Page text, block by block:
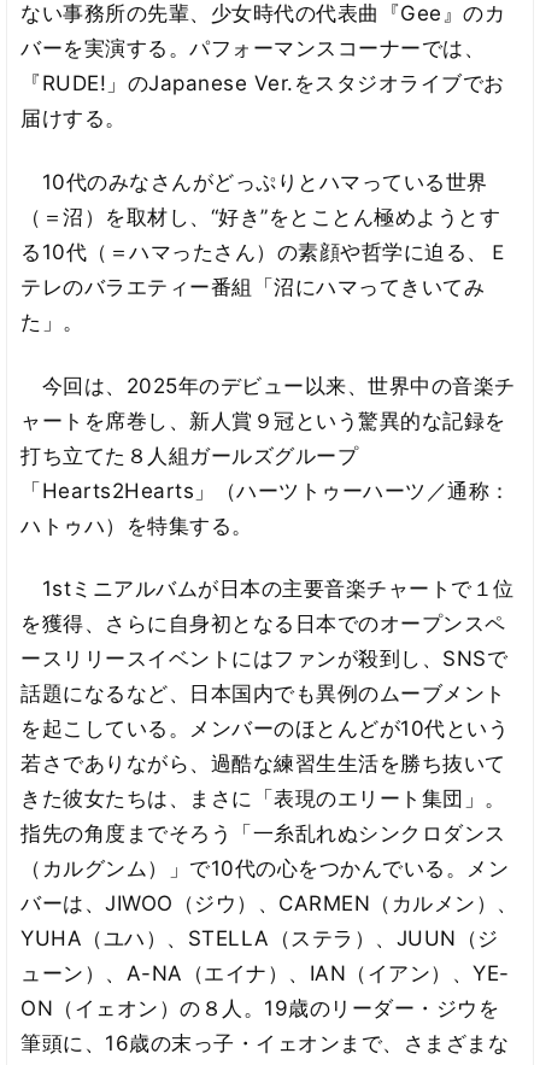
ない事務所の先輩、少女時代の代表曲『Gee』のカ
バーを実演する。パフォーマンスコーナーでは、
『RUDE!」のJapanese Ver.をスタジオライブでお
届けする。
10代のみなさんがどっぷりとハマっている世界
（＝沼）を取材し、“好き”をとことん極めようとす
る10代（＝ハマったさん）の素顔や哲学に迫る、Ｅ
テレのバラエティー番組「沼にハマってきいてみ
た」。
今回は、2025年のデビュー以来、世界中の音楽チ
ャートを席巻し、新人賞９冠という驚異的な記録を
打ち立てた８人組ガールズグループ
「Hearts2Hearts」（ハーツトゥーハーツ／通称：
ハトゥハ）を特集する。
1stミニアルバムが日本の主要音楽チャートで１位
を獲得、さらに自身初となる日本でのオープンスペ
ースリリースイベントにはファンが殺到し、SNSで
話題になるなど、日本国内でも異例のムーブメント
を起こしている。メンバーのほとんどが10代という
若さでありながら、過酷な練習生生活を勝ち抜いて
きた彼女たちは、まさに「表現のエリート集団」。
指先の角度までそろう「一糸乱れぬシンクロダンス
（カルグンム）」で10代の心をつかんでいる。メン
バーは、JIWOO（ジウ）、CARMEN（カルメン）、
YUHA（ユハ）、STELLA（ステラ）、JUUN（ジ
ューン）、A-NA（エイナ）、IAN（イアン）、YE-
ON（イェオン）の８人。19歳のリーダー・ジウを
筆頭に、16歳の末っ子・イェオンまで、さまざまな